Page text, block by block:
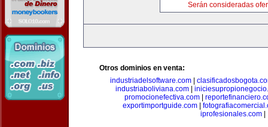
Serán consideradas
Otros dominios en venta:
industriadelsoftware.com|
industriaboliviana.com|
promocionefectiva.com
exportimportguide.com
iprofesionales.com|